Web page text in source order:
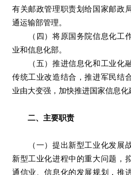
有关邮政管理职责划给国家邮政
通运输部管理。
（四）将原国务院信息化工作
业和信息化部。
（五）推进信息化和工业化
传统工业改造结合，推进军民结
业由大变强，加快推进国家信息化
二、主要职责
（一）提出新型工业化发展
新型工业化进程中的重大问题，
通信业、信息化的发展规划，推